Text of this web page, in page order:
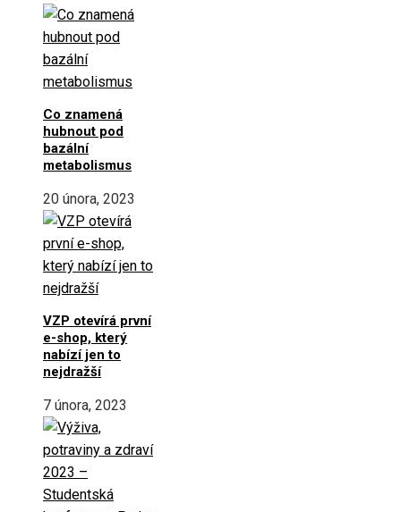
Co znamená
hubnout pod
bazální
metabolismus
20 února, 2023
VZP otevírá první
e-shop, který
nabízí jen to
nejdražší
7 února, 2023